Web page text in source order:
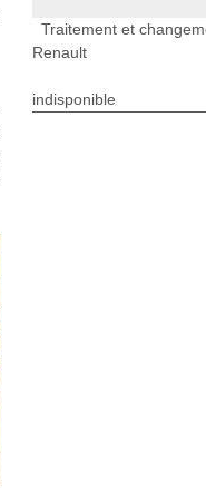
Traitement et
Renault
indisponible